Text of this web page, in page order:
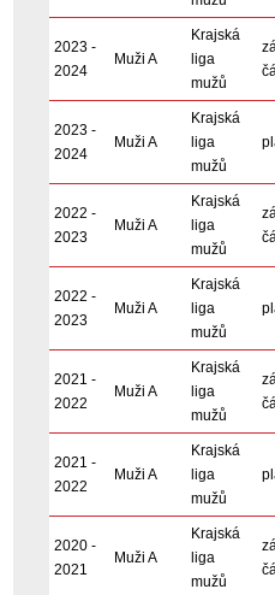
2023 -
2024
Muži A
Krajská
liga
mužů
2023 -
2024
Muži A
Krajská
liga
mužů
2022 -
2023
Muži A
Krajská
liga
mužů
2022 -
2023
Muži A
Krajská
liga
mužů
2021 -
2022
Muži A
Krajská
liga
mužů
2021 -
2022
Muži A
Krajská
liga
mužů
2020 -
2021
Muži A
Krajská
liga
mužů